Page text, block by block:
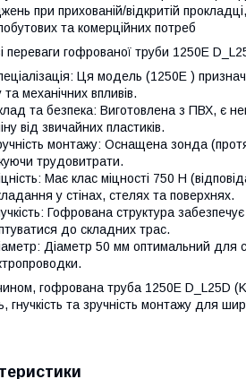
при прихованій/відкритій
та комерційних потреб
переваги гофрованої труби 1250E
Ця модель (1250E )
та механічних впливів.
та безпека: Виготовлена ​​з ПВХ, є
від звичайних пластиків.
монтажу: Оснащена зонда
трудовитрати.
Має клас міцності 750 Н
у стінах, стелях та поверхнях.
Гофрована структура
до складних трас.
Діаметр 50 мм оптимальний для
гофрована труба 1250E D_L25D
гнучкість та зручність монтажу для